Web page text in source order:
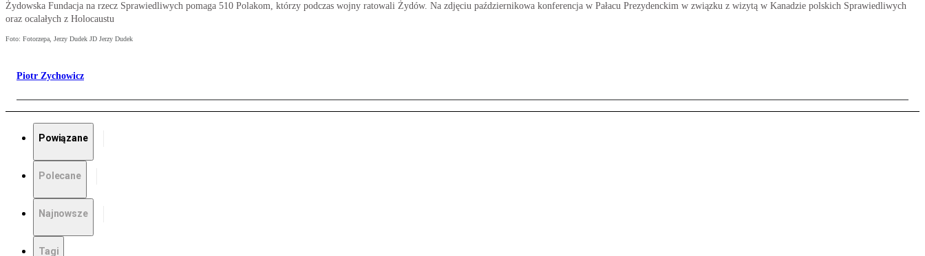
Żydowska Fundacja na rzecz Sprawiedliwych pomaga 510 Polakom, którzy podczas wojny ratowali Żydów. Na zdjęciu październikowa konferencja w Pałacu Prezydenckim w związku z wizytą w Kanadzie polskich Sprawiedliwych
oraz ocalałych z Holocaustu
Foto: Fotorzepa, Jerzy Dudek JD Jerzy Dudek
Piotr Zychowicz
Powiązane
Polecane
Najnowsze
Tagi